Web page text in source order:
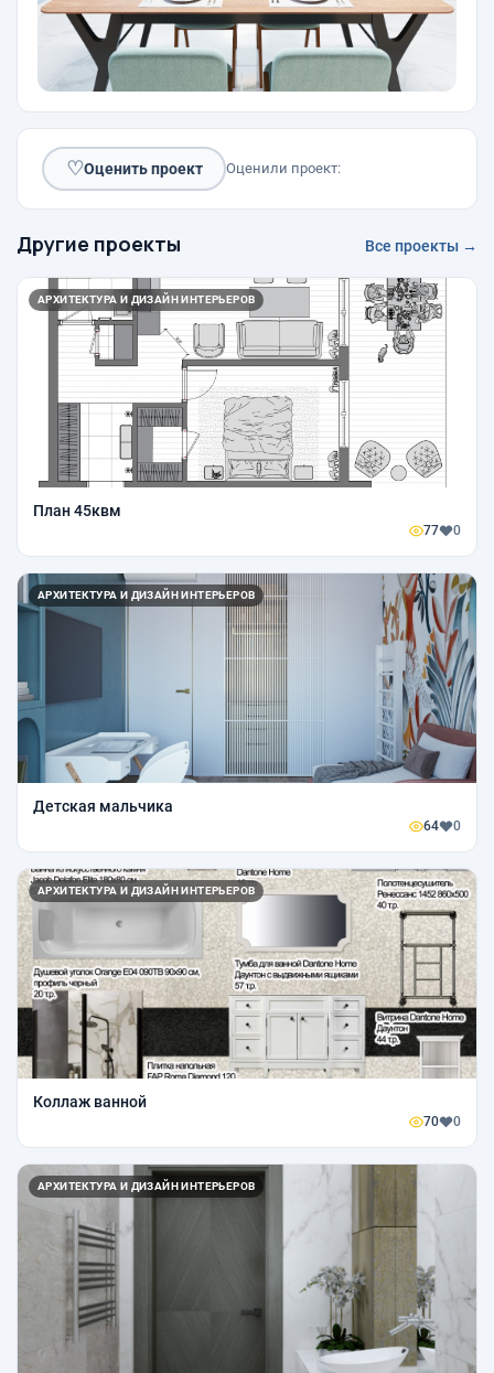
♡Оценить проект Оценили проект:
Другие проекты Все проекты →
АРХИТЕКТУРА И ДИЗАЙН ИНТЕРЬЕРОВ
План 45квм
77 0
АРХИТЕКТУРА И ДИЗАЙН ИНТЕРЬЕРОВ
Детская мальчика
64 0
АРХИТЕКТУРА И ДИЗАЙН ИНТЕРЬЕРОВ
Коллаж ванной
70 0
АРХИТЕКТУРА И ДИЗАЙН ИНТЕРЬЕРОВ